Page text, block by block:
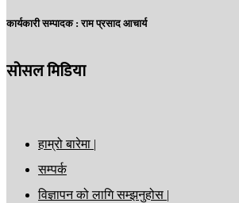
कार्यकारी सम्पादक : राम प्रसाद आचार्य
सोसल मिडिया
हाम्रो बारेमा |
सम्पर्क
विज्ञापन को लागि सम्झनुहोस |